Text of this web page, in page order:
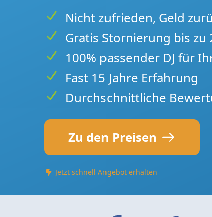
Nicht zufrieden, Geld
Gratis Stornierung bis zu
100% passender DJ für
Fast 15 Jahre Erfahrung
Durchschnittliche
Zu den Preisen
Jetzt schnell Angebot erhalten